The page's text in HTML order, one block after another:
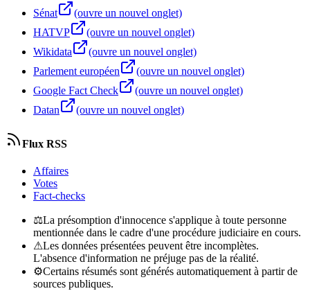
Sénat
(ouvre un nouvel onglet)
HATVP
(ouvre un nouvel onglet)
Wikidata
(ouvre un nouvel onglet)
Parlement européen
(ouvre un nouvel onglet)
Google Fact Check
(ouvre un nouvel onglet)
Datan
(ouvre un nouvel onglet)
Flux RSS
Affaires
Votes
Fact-checks
⚖La présomption d'innocence s'applique à toute personne
mentionnée dans le cadre d'une procédure judiciaire en cours.
⚠Les données présentées peuvent être incomplètes.
L'absence d'information ne préjuge pas de la réalité.
⚙Certains résumés sont générés automatiquement à partir de
sources publiques.